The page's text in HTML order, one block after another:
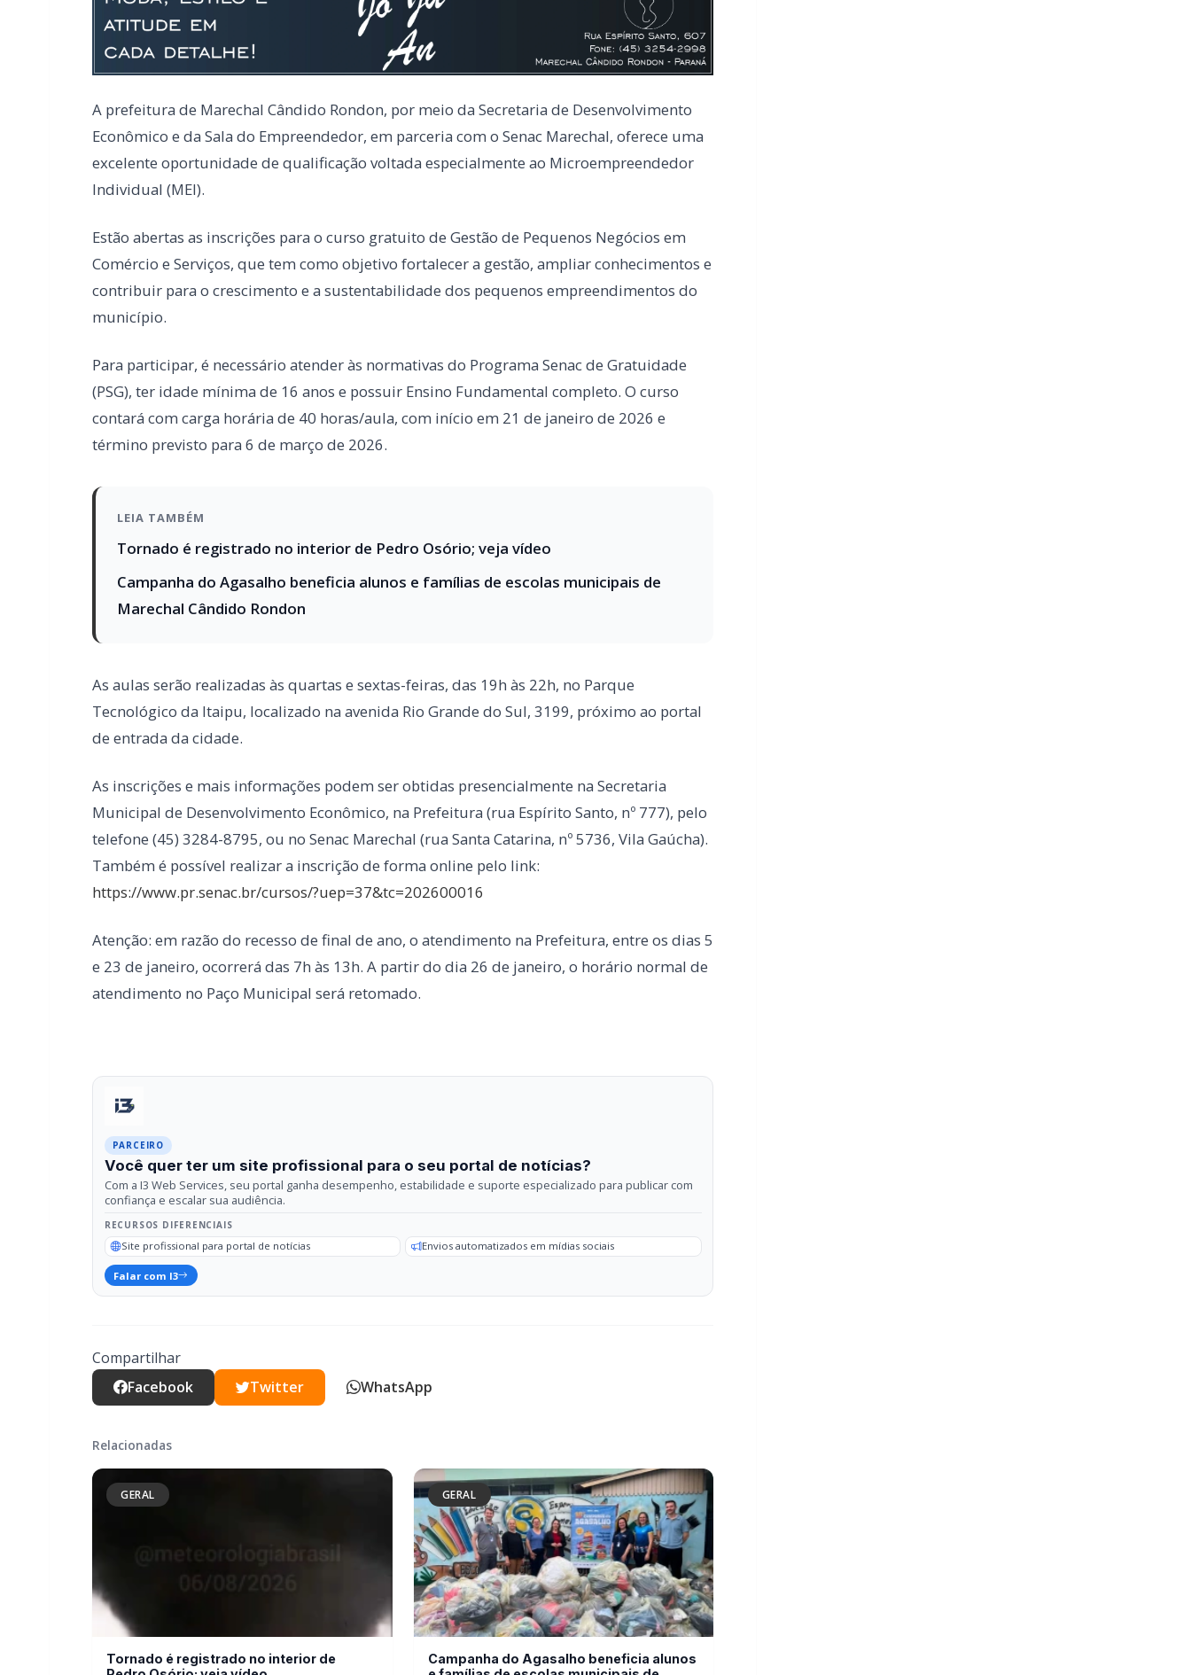
Econômico e da Sala do Empreendedor, em parceria com o Senac Marechal, oferece uma
excelente oportunidade de qualificação voltada especialmente ao Microempreendedor
Individual (MEI).
Estão abertas as inscrições para o curso gratuito de Gestão de Pequenos Negócios em
Comércio e Serviços, que tem como objetivo fortalecer a gestão, ampliar conhecimentos e
contribuir para o crescimento e a sustentabilidade dos pequenos empreendimentos do
município.
Para participar, é necessário atender às normativas do Programa Senac de Gratuidade
(PSG), ter idade mínima de 16 anos e possuir Ensino Fundamental completo. O curso
contará com carga horária de 40 horas/aula, com início em 21 de janeiro de 2026 e
término previsto para 6 de março de 2026.
LEIA TAMBÉM
Tornado é registrado no interior de Pedro Osório; veja vídeo
Campanha do Agasalho beneficia alunos e famílias de escolas municipais de
As aulas serão realizadas às quartas e sextas-feiras, das 19h às 22h, no Parque
Tecnológico da Itaipu, localizado na avenida Rio Grande do Sul, 3199, próximo ao portal
de entrada da cidade.
Municipal de Desenvolvimento Econômico, na Prefeitura (rua Espírito Santo, nº 777), pelo
telefone (45) 3284-8795, ou no Senac Marechal (rua Santa Catarina, nº 5736, Vila Gaúcha).
Também é possível realizar a inscrição de forma online pelo link:
Atenção: em razão do recesso de final de ano, o atendimento na Prefeitura, entre os dias 5
e 23 de janeiro, ocorrerá das 7h às 13h. A partir do dia 26 de janeiro, o horário normal de
atendimento no Paço Municipal será retomado.
confiança e escalar sua audiência.
RECURSOS DIFERENCIAIS
Falar com I3
Compartilhar
Facebook
GERAL
Campanha do Agasalho beneficia alunos
e famílias de escolas municipais de
Marechal Cândido Rondon
GERAL GERAL